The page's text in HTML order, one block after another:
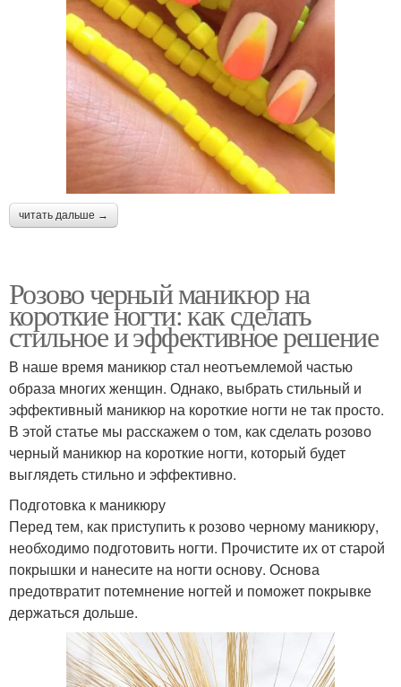
читать дальше →
Розово черный маникюр на
короткие ногти: как сделать
стильное и эффективное решение
В наше время маникюр стал неотъемлемой частью
образа многих женщин. Однако, выбрать стильный и
эффективный маникюр на короткие ногти не так просто.
В этой статье мы расскажем о том, как сделать розово
черный маникюр на короткие ногти, который будет
выглядеть стильно и эффективно.
Подготовка к маникюру
Перед тем, как приступить к розово черному маникюру,
необходимо подготовить ногти. Прочистите их от старой
покрышки и нанесите на ногти основу. Основа
предотвратит потемнение ногтей и поможет покрывке
держаться дольше.